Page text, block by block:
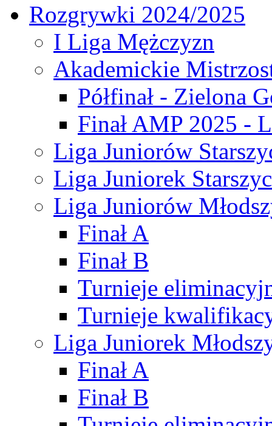
Rozgrywki 2024/2025
I Liga Mężczyzn
Akademickie
Półfinał - Zielona
Finał AMP 2025 -
Liga Juniorów
Liga Juniorek
Liga Juniorów
Finał A
Finał B
Turnieje
Turnieje
Liga Juniorek
Finał A
Finał B